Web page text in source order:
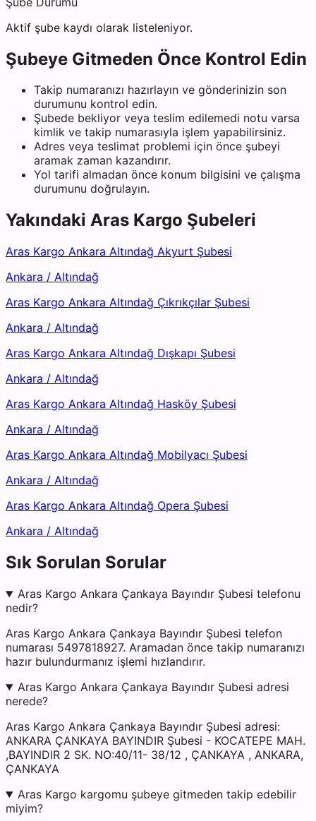
Aktif şube kaydı olarak listeleniyor.
Şubeye Gitmeden Önce Kontrol Edin
Takip numaranızı hazırlayın ve gönderinizin son
durumunu kontrol edin.
Şubede bekliyor veya teslim edilemedi notu varsa
kimlik ve takip numarasıyla işlem yapabilirsiniz.
Adres veya teslimat problemi için önce şubeyi
aramak zaman kazandırır.
Yol tarifi almadan önce konum bilgisini ve çalışma
durumunu doğrulayın.
Yakındaki Aras Kargo Şubeleri
Aras Kargo Ankara Altındağ Akyurt Şubesi
Ankara / Altındağ
Aras Kargo Ankara Altındağ Çıkrıkçılar Şubesi
Ankara / Altındağ
Aras Kargo Ankara Altındağ Dışkapı Şubesi
Ankara / Altındağ
Aras Kargo Ankara Altındağ Hasköy Şubesi
Ankara / Altındağ
Aras Kargo Ankara Altındağ Mobilyacı Şubesi
Ankara / Altındağ
Aras Kargo Ankara Altındağ Opera Şubesi
Ankara / Altındağ
Sık Sorulan Sorular
Aras Kargo Ankara Çankaya Bayındır Şubesi telefonu
nedir?
Aras Kargo Ankara Çankaya Bayındır Şubesi telefon
numarası 5497818927. Aramadan önce takip numaranızı
hazır bulundurmanız işlemi hızlandırır.
Aras Kargo Ankara Çankaya Bayındır Şubesi adresi
nerede?
Aras Kargo Ankara Çankaya Bayındır Şubesi adresi:
ANKARA ÇANKAYA BAYINDIR Şubesi - KOCATEPE MAH.
,BAYINDIR 2 SK. NO:40/11- 38/12 , ÇANKAYA , ANKARA,
ÇANKAYA
Aras Kargo kargomu şubeye gitmeden takip edebilir
miyim?